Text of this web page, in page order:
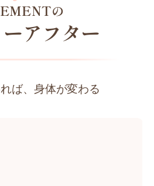
の
アフター
ば、身体が変わる